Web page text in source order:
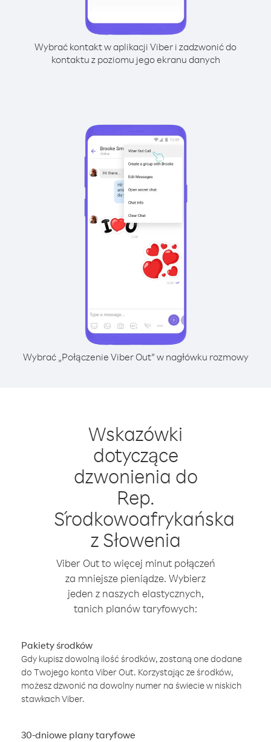
Wybrać kontakt w aplikacji Viber i zadzwonić do
kontaktu z poziomu jego ekranu danych
Wybrać „Połączenie Viber Out” w nagłówku rozmowy
Wskazówki
dotyczące
dzwonienia do
Rep.
Środkowoafrykańska
z Słowenia
Viber Out to więcej minut połączeń
za mniejsze pieniądze. Wybierz
jeden z naszych elastycznych,
tanich planów taryfowych:
Pakiety środków
Gdy kupisz dowolną ilość środków, zostaną one dodane
do Twojego konta Viber Out. Korzystając ze środków,
możesz dzwonić na dowolny numer na świecie w niskich
stawkach Viber.
30-dniowe plany taryfowe